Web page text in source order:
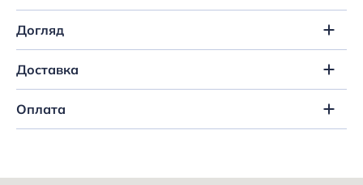
Догляд
Доставка
Оплата